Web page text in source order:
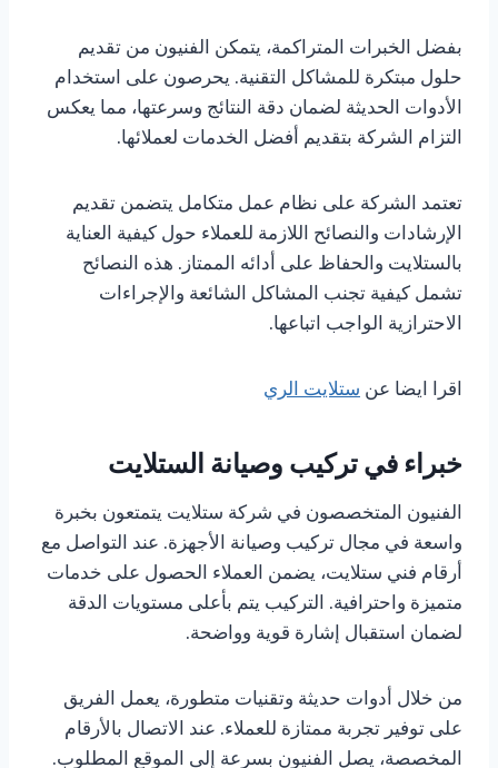
بفضل الخبرات المتراكمة، يتمكن الفنيون من تقديم
حلول مبتكرة للمشاكل التقنية. يحرصون على استخدام
الأدوات الحديثة لضمان دقة النتائج وسرعتها، مما يعكس
التزام الشركة بتقديم أفضل الخدمات لعملائها.
تعتمد الشركة على نظام عمل متكامل يتضمن تقديم
الإرشادات والنصائح اللازمة للعملاء حول كيفية العناية
بالستلايت والحفاظ على أدائه الممتاز. هذه النصائح
تشمل كيفية تجنب المشاكل الشائعة والإجراءات
الاحترازية الواجب اتباعها.
اقرا ايضا عنستلايت الري
خبراء في تركيب وصيانة الستلايت
الفنيون المتخصصون في شركة ستلايت يتمتعون بخبرة
واسعة في مجال تركيب وصيانة الأجهزة. عند التواصل مع
أرقام فني ستلايت، يضمن العملاء الحصول على خدمات
متميزة واحترافية. التركيب يتم بأعلى مستويات الدقة
لضمان استقبال إشارة قوية وواضحة.
من خلال أدوات حديثة وتقنيات متطورة، يعمل الفريق
على توفير تجربة ممتازة للعملاء. عند الاتصال بالأرقام
المخصصة، يصل الفنيون بسرعة إلى الموقع المطلوب.